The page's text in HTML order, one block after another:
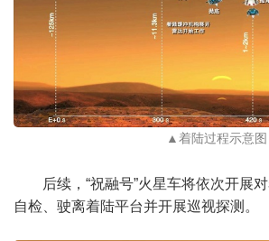
▲着陆过程示意图
后续，“祝融号”火星车将依次开展
自检、驶离着陆平台并开展巡视探测。